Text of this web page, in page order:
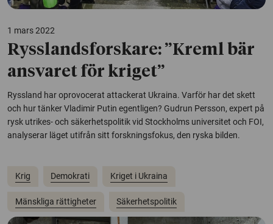
1 mars 2022
Rysslandsforskare: ”Kreml bär
ansvaret för kriget”
Ryssland har oprovocerat attackerat Ukraina. Varför har det skett
och hur tänker Vladimir Putin egentligen? Gudrun Persson, expert på
rysk utrikes- och säkerhetspolitik vid Stockholms universitet och FOI,
analyserar läget utifrån sitt forskningsfokus, den ryska bilden.
Krig Demokrati Kriget i Ukraina
Mänskliga rättigheter Säkerhetspolitik